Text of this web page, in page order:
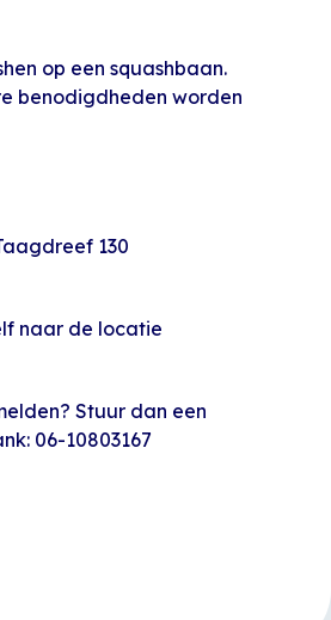
op een squashbaan.
benodigdheden worden
130
naar de locatie
Stuur dan een
06-10803167